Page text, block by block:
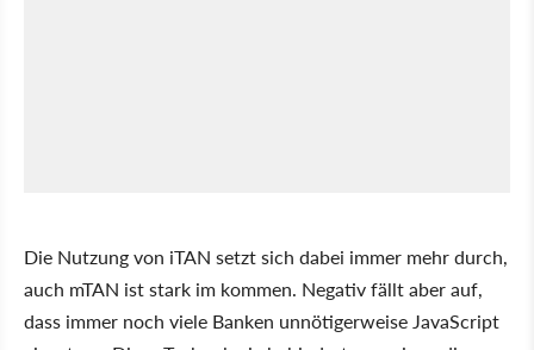
Die Nutzung von iTAN setzt sich dabei immer mehr durch,
auch mTAN ist stark im kommen. Negativ fällt aber auf,
dass immer noch viele Banken unnötigerweise JavaScript